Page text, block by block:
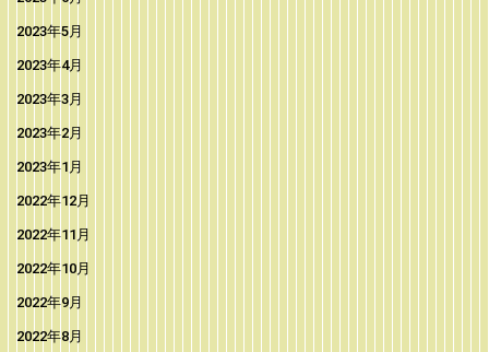
2023年5月
2023年4月
2023年3月
2023年2月
2023年1月
2022年12月
2022年11月
2022年10月
2022年9月
2022年8月